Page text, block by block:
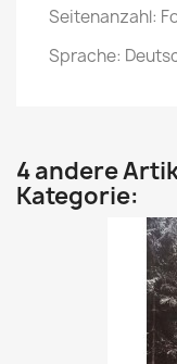
Seitenanzahl:
Sprache:
4 andere
Kategorie: